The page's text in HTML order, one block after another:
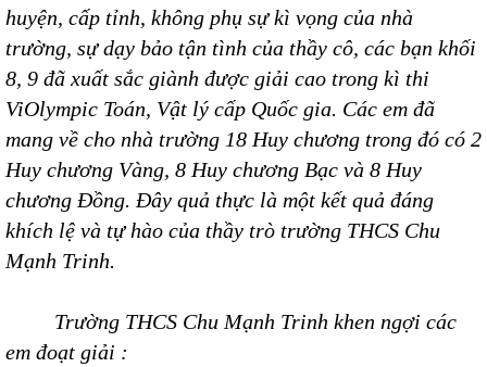
huyện, cấp tỉnh, không phụ sự kì vọng của nhà
trường, sự dạy bảo tận tình của thầy cô, các bạn khối
8, 9 đã xuất sắc giành được giải cao trong kì thi
ViOlympic Toán, Vật lý cấp Quốc gia. Các em đã
mang về cho nhà trường 18 Huy chương trong đó có 2
Huy chương Vàng, 8 Huy chương Bạc và 8 Huy
chương Đồng. Đây quả thực là một kết quả đáng
khích lệ và tự hào của thầy trò trường THCS Chu
Mạnh Trinh.
Trường THCS Chu Mạnh Trinh khen ngợi các
em đoạt giải :